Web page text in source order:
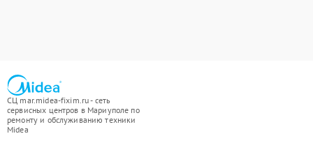
СЦ mar.midea-fixim.ru - сеть
сервисных центров в Мариуполе по
ремонту и обслуживанию техники
Midea